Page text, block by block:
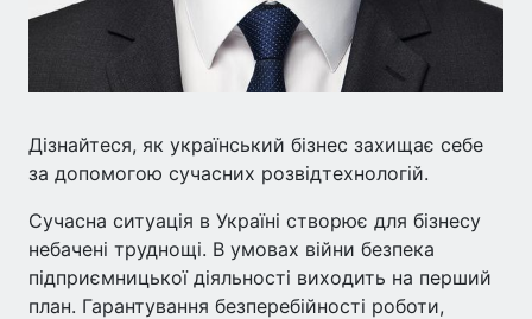
Дізнайтеся, як український бізнес захищає себе
за допомогою сучасних розвідтехнологій.
Сучасна ситуація в Україні створює для бізнесу
небачені труднощі. В умовах війни безпека
підприємницької діяльності виходить на перший
план. Гарантування безперебійності роботи,